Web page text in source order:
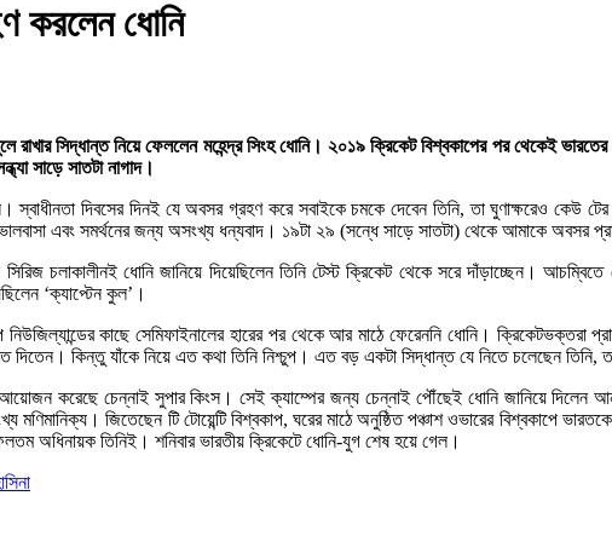
করলেন ধোনি
রাখার সিদ্ধান্ত নিয়ে ফেললেন মহেন্দ্র সিংহ ধোনি। ২০১৯ ক্রিকেট বিশ্বকাপের পর থেকেই
সাড়ে সাতটা নাগাদ।
দিবসের দিনই যে অবসর গ্রহণ করে সবাইকে চমকে দেবেন তিনি, তা ঘুণাক্ষরেও কেউ টের
এবং সমর্থনের জন্য অসংখ্য ধন্যবাদ। ১৯টা ২৯ (সন্ধে সাড়ে সাতটা) থেকে আমাকে অবসর
চলাকালীনই ধোনি জানিয়ে দিয়েছিলেন তিনি টেস্ট ক্রিকেট থেকে সরে দাঁড়াচ্ছেন।
‘ক্যাপ্টেন কুল’।
কাছে সেমিফাইনালের হারের পর থেকে আর মাঠে ফেরেননি ধোনি। ক্রিকেটভক্তরা
দিতেন। কিন্তু যাঁকে নিয়ে এত কথা তিনি নিশ্চুপ। এত বড় একটা সিদ্ধান্ত যে নিতে চলেছেন
করেছে চেন্নাই সুপার কিংস। সেই ক্যাম্পের জন্য চেন্নাই পৌঁছেই ধোনি জানিয়ে দিলেন
জিতেছেন টি টোয়েন্টি বিশ্বকাপ, ঘরের মাঠে অনুষ্ঠিত পঞ্চাশ ওভারের বিশ্বকাপে
অধিনায়ক তিনিই। শনিবার ভারতীয় ক্রিকেটে ধোনি-যুগ শেষ হয়ে গেল।